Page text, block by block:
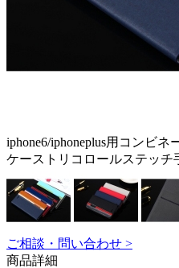
iphone6/iphoneplus用コンビ
ケーストリコロールステッチ
ご相談・問い合わせ >
商品詳細